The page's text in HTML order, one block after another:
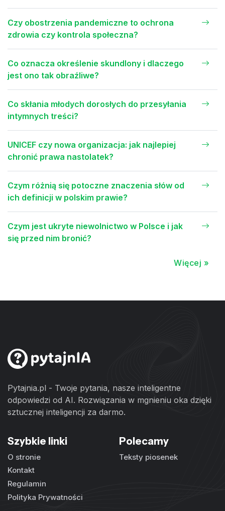
Czy obostrzenia pandemiczne to ochrona
zdrowia czy kontrola społeczna?
Co oznacza określenie skundlony i dlaczego
jest ono tak obraźliwe?
Co skłania młodych dorosłych do przesyłania
intymnych treści?
UNICEF czy nowa organizacja: jak najlepiej
chronić prawa nastolatek?
Czym różnią się potoczne znaczenia słów od
ich definicji w polskim prawie?
Czym jest ukryte niewolnictwo w Polsce i jak
się przed nim bronić?
Więcej »
Pytajnia.pl - Twoje pytania, nasze inteligentne
odpowiedzi od AI. Rozwiązania w mgnieniu oka dzięki
sztucznej inteligencji za darmo.
Szybkie linki
O stronie
Kontakt
Regulamin
Polityka Prywatności
Polecamy
Teksty piosenek